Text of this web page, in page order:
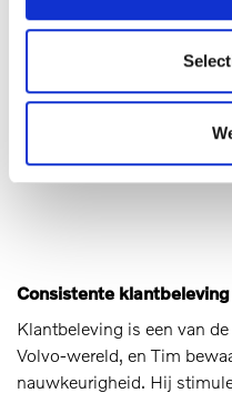
Consistente
Klantbeleving is een van
Volvo-wereld, en Tim
nauwkeurigheid. Hij